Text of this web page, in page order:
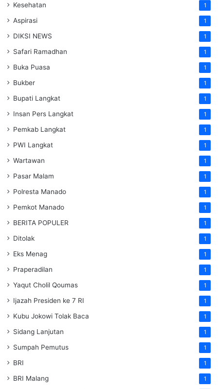
Kesehatan 1
Aspirasi 1
DIKSI NEWS 1
Safari Ramadhan 1
Buka Puasa 1
Bukber 1
Bupati Langkat 1
Insan Pers Langkat 1
Pemkab Langkat 1
PWI Langkat 1
Wartawan 1
Pasar Malam 1
Polresta Manado 1
Pemkot Manado 1
BERITA POPULER 1
Ditolak 1
Eks Menag 1
Praperadilan 1
Yaqut Cholil Qoumas 1
Ijazah Presiden ke 7 RI 1
Kubu Jokowi Tolak Baca 1
Sidang Lanjutan 1
Sumpah Pemutus 1
BRI 1
BRI Malang 1